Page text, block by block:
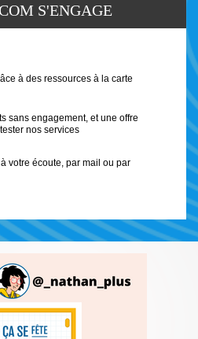
S'ENGAGE
à des ressources à la carte
sans engagement, et une offre
nos services
votre écoute, par mail ou par